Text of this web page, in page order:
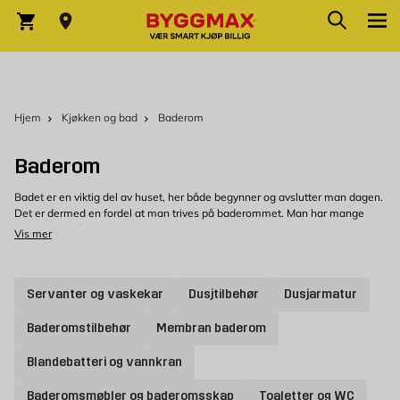
Varekurv Søk
Hjem Kjøkken og bad Baderom
Baderom
Badet er en viktig del av huset, her både begynner og avslutter man dagen.
Det er dermed en fordel at man trives på baderommet. Man har mange
muligheter når det kommer til oppussing, og hos oss skal det finnes noe for
Byggmax tilbyr en rekke ulike produkter innen kategorien baderom. Både
for mange en selvfølge å ha på badet. Å gå rundt på et behagelig og
gulvet; ulike typer gulvvarmeplater og varmegulv. Baderomsmøbler,
utvalg av. For eksempel skap til både vask og oppbevaring på badet, i ulike
Vis mer
Servanter og vaskekar Dusjtilbehør Dusjarmatur
Baderomstilbehør Membran baderom
Blandebatteri og vannkran
Baderomsmøbler og baderomsskap Toaletter og WC